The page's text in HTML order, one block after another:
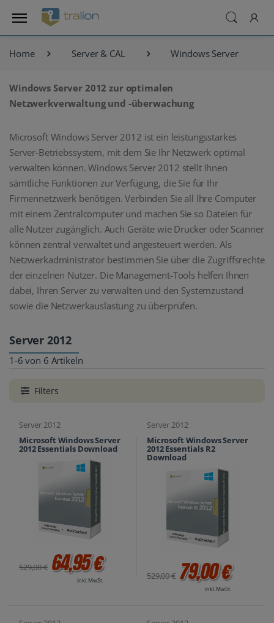
Home Server & CAL Windows Server
Windows Server 2012 zur optimalen
Netzwerkverwaltung und -überwachung
Microsoft Windows Server 2012 ist ein leistungsstarkes
Server-Betriebssystem, mit dem Sie Ihr Netzwerk optimal
verwalten können. Windows Server 2012 stellt Ihnen
sämtliche Funktionen zur Verfügung, die Sie für Ihr
Firmennetzwerk benötigen. Verbinden Sie all Ihre Computer
mit einem Zentralcomputer und machen Sie so Dateien für
alle Nutzer zugänglich. Auch Geräte wie Drucker oder Scanner
können zentral verwaltet und angesteuert werden. Als
Netzwerkadministrator bestimmen Sie über die Zugriffsrechte
der einzelnen Nutzer. Die Management-Tools helfen Ihnen
dabei, Ihren Server zu verwalten und den Systemzustand
sowie die Netzwerkauslastung zu überprüfen.
Server 2012
1-6 von 6 Artikeln
Filters
Server 2012
Microsoft Windows Server
2012 Essentials Download
529,00 € 64,95 €
inkl. MwSt.
Server 2012
Microsoft Windows Server
2012 Essentials R2
Download
529,00 € 79,00 €
inkl. MwSt.